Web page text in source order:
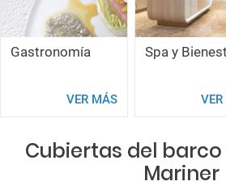
Gastronomía
VER MÁS
Spa y
Cubiertas del barco
Mariner